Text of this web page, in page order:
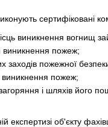
сертифіковані
виникнення вогнищ
виникнення пожеж;
заходів пожежної
виникнення пожеж;
і шляхів його
об'єкту